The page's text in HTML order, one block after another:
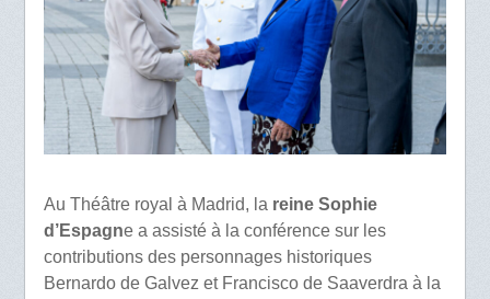
Au Théâtre royal à Madrid, la reine Sophie
d’Espagne a assisté à la conférence sur les
contributions des personnages historiques
Bernardo de Galvez et Francisco de Saaverdra à la